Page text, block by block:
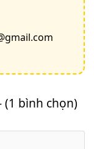
(1 bình chọn)